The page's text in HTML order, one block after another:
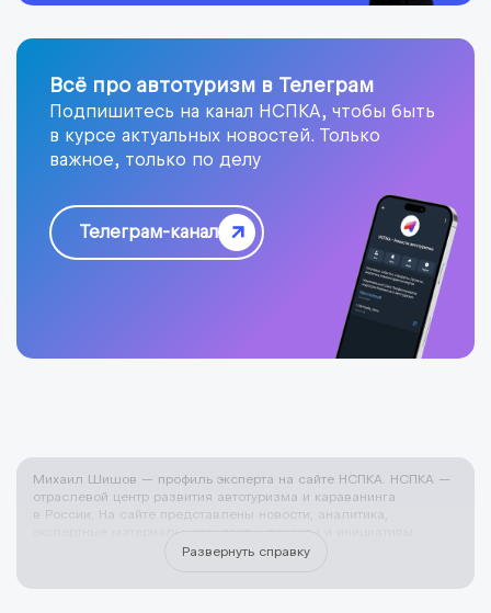
Всё про автотуризм в Телеграм
Подпишитесь на канал НСПКА, чтобы быть
в курсе актуальных новостей. Только
важное, только по делу
Телеграм-канал
Михаил Шишов — профиль эксперта на сайте НСПКА. НСПКА —
отраслевой центр развития автотуризма и караванинга
в России. На сайте представлены новости, аналитика,
направленные на формирование современной инфраструктуры
Развернуть справку